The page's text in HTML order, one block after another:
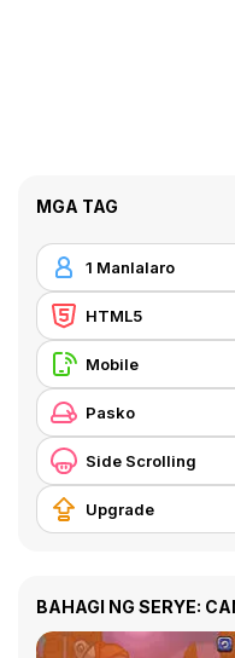
MGA TAG
1 Manlalaro
HTML5
Mobile
Pasko
Side Scrolling
Upgrade
BAHAGI NG SERYE: